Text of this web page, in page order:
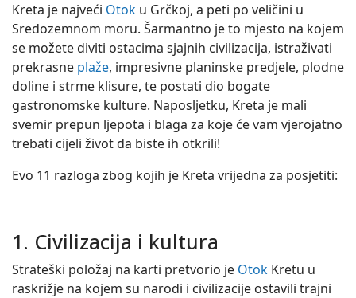
Kreta je najveći Otok u Grčkoj, a peti po veličini u
Sredozemnom moru. Šarmantno je to mjesto na kojem
se možete diviti ostacima sjajnih civilizacija, istraživati
prekrasne plaže, impresivne planinske predjele, plodne
doline i strme klisure, te postati dio bogate
gastronomske kulture. Naposljetku, Kreta je mali
svemir prepun ljepota i blaga za koje će vam vjerojatno
trebati cijeli život da biste ih otkrili!
Evo 11 razloga zbog kojih je Kreta vrijedna za posjetiti:
1. Civilizacija i kultura
Strateški položaj na karti pretvorio je Otok Kretu u
raskrižje na kojem su narodi i civilizacije ostavili trajni